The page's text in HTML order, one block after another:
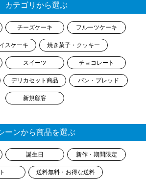
カテゴリから選ぶ
チーズケーキ フルーツケーキ
スケーキ 焼き菓子・クッキー
スイーツ チョコレート
デリカセット商品 パン・ブレッド
新規顧客
ーンから商品を選ぶ
誕生日 新作・期間限定
送料無料・お得な送料